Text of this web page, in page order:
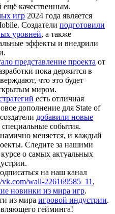
ещё качественным.
игр 2024 года является
Создатели подготовили
уровней, а также
эффекты и внедрили
представление проекта от
пока держится в
что это будет
миром.
есть отличная
дополнение для State of
создатели добавили новые
события.
меняется, и каждый
Следите за нашими
о самых актуальных
на наш канал
vk.com/wall-226169585_11 ,
новинки из мира игр.
из мира игровой индустрии.
гейминга!